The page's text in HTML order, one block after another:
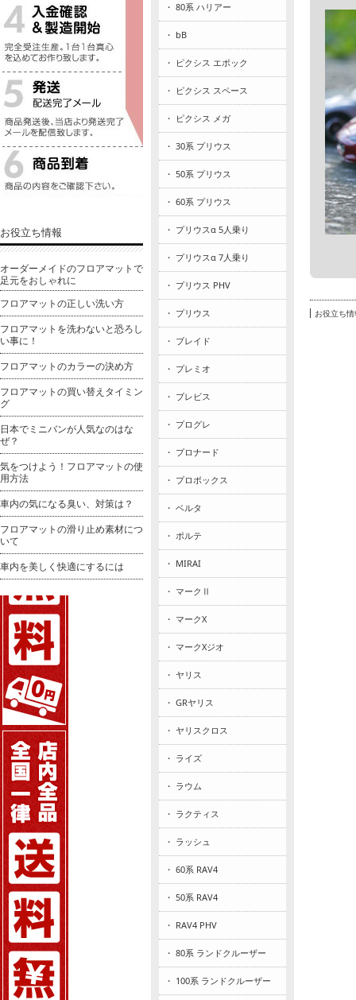
お役立ち
お役立ち情報
オーダーメイドのフロアマットで
足元をおしゃれに
フロアマットの正しい洗い方
フロアマットを洗わないと恐ろし
い事に！
フロアマットのカラーの決め方
フロアマットの買い替えタイミン
グ
日本でミニバンが人気なのはな
ぜ？
気をつけよう！フロアマットの使
用方法
車内の気になる臭い、対策は？
フロアマットの滑り止め素材につ
いて
車内を美しく快適にするには
・ 80系 ハリアー
・ bB
・ ピクシス エポック
・ ピクシス スペース
・ ピクシス メガ
・ 30系 プリウス
・ 50系 プリウス
・ 60系 プリウス
・ プリウスα 5人乗り
・ プリウスα 7人乗り
・ プリウス PHV
・ プリウス
・ ブレイド
・ プレミオ
・ ブレビス
・ プログレ
・ プロナード
・ プロボックス
・ ベルタ
・ ポルテ
・ MIRAI
・ マークⅡ
・ マークX
・ マークXジオ
・ ヤリス
・ GRヤリス
・ ヤリスクロス
・ ライズ
・ ラウム
・ ラクティス
・ ラッシュ
・ 60系 RAV4
・ 50系 RAV4
・ RAV4 PHV
・ 80系 ランドクルーザー
・ 100系 ランドクルーザー